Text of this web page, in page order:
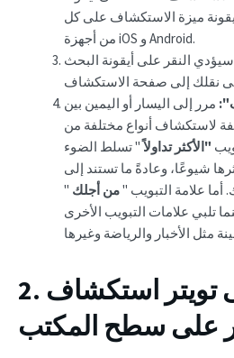
ميزة الاستكشاف على كل
من أجهزة iOS و Android.
سيؤدي النقر على أيقونة البحث
مرر إلى اليسار أو اليمين بين
لاستكشاف أنواع مختلفة من
"الأكثر تداولاً" تسلط الضوء
شيوعًا، وعادةً ما تستند إلى
علامة التبويب "من أجلك "
تلبي علامات التبويب الأخرى
2. الوصول إلى تويتر استكشاف
على سطح المكتب